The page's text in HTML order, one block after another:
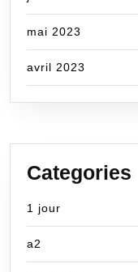
mai 2023
avril 2023
Categories
1 jour
a2